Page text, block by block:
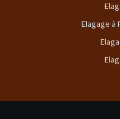
Elagage à